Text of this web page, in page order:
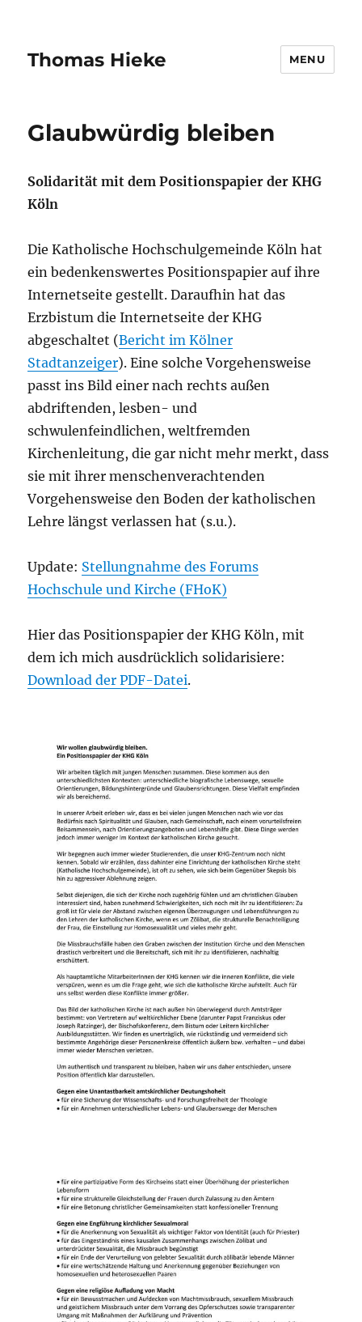
Thomas Hieke MENU
Glaubwürdig bleiben
Solidarität mit dem Positionspapier der KHG
Köln
Die Katholische Hochschulgemeinde Köln hat
ein bedenkenswertes Positionspapier auf ihre
Internetseite gestellt. Daraufhin hat das
Erzbistum die Internetseite der KHG
abgeschaltet (Bericht im Kölner
Stadtanzeiger). Eine solche Vorgehensweise
passt ins Bild einer nach rechts außen
abdriftenden, lesben- und
schwulenfeindlichen, weltfremden
Kirchenleitung, die gar nicht mehr merkt, dass
sie mit ihrer menschenverachtenden
Vorgehensweise den Boden der katholischen
Lehre längst verlassen hat (s.u.).
Update: Stellungnahme des Forums
Hochschule und Kirche (FHoK)
Hier das Positionspapier der KHG Köln, mit
dem ich mich ausdrücklich solidarisiere:
Download der PDF-Datei.